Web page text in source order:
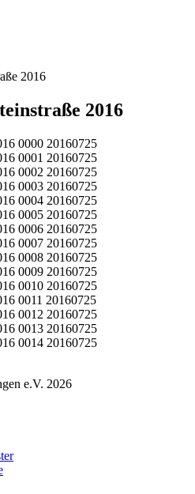
2016
2016
e.V. 2026